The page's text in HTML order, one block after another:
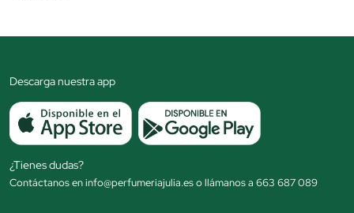
Descarga nuestra app
¿Tienes dudas?
Contáctanos en info@perfumeriajulia.es o llámanos a 663 687 089